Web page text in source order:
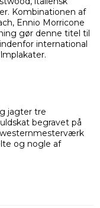
Kombinationen af
Ennio Morricone
gør denne titel til
international
jagter tre
begravet på
westernmesterværk
og nogle af